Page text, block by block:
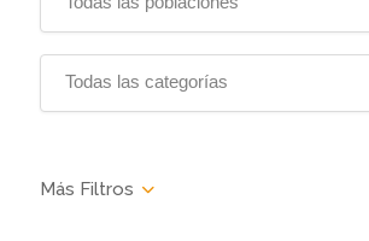
Todas las categorías